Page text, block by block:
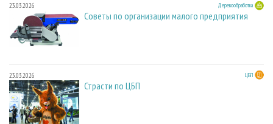
23.03.2026 Деревообработка
Советы по организации малого предприятия
23.03.2026 ЦБП
Страсти по ЦБП